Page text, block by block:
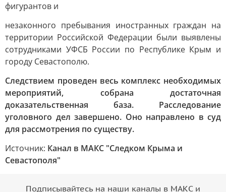
фигурантов и
незаконного пребывания иностранных граждан на
территории Российской Федерации были выявлены
сотрудниками УФСБ России по Республике Крым и
городу Севастополю.
Следствием проведен весь комплекс необходимых
мероприятий, собрана достаточная
доказательственная база. Расследование
уголовного дел завершено. Оно направлено в суд
для рассмотрения по существу.
Источник: Канал в МАКС "Следком Крыма и
Севастополя"
Подписывайтесь на наши каналы в МАКС и